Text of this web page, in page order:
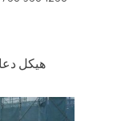
هيكل